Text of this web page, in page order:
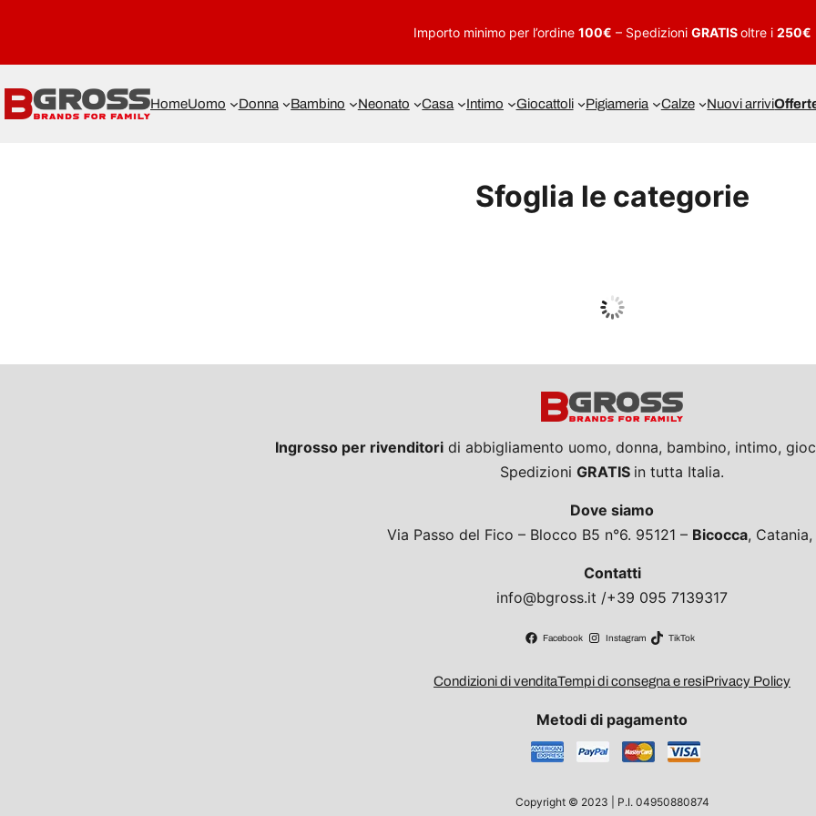
Importo minimo per l’ordine 100€ – Spedizioni GRATISoltre i 250€
HomeUomo Donna Bambino Neonato Casa Intimo Giocattoli Pigiameria Calze Nuovi arrivi
Sfoglia le categorie
Guarda tutto
Ingrosso per rivenditori di abbigliamento uomo, donna, bambino, intimo,
Spedizioni GRATIS in tutta Italia.
Dove siamo
Via Passo del Fico – Blocco B5 n°6. 95121 – Bicocca,
Contatti
info@bgross.it /+39 095 7139317
Facebook Instagram TikTok
Condizioni di venditaTempi di consegna e resiPrivacy Policy
Metodi di pagamento
Copyright © 2023 | P.I. 04950880874